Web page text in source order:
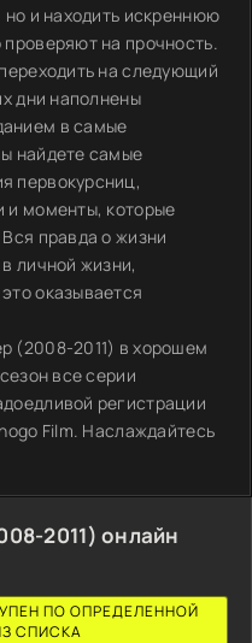
но и находить искреннюю
на прочность.
на следующий
дни наполнены
в самые
найдете самые
первокурсниц,
и моменты, которые
правда о жизни
личной жизни,
оказывается
(2008-2011) в хорошем
все серии
регистрации
Film. Наслаждайтесь
2011) онлайн
ПО ОПРЕДЕЛЕННОЙ
СПИСКА